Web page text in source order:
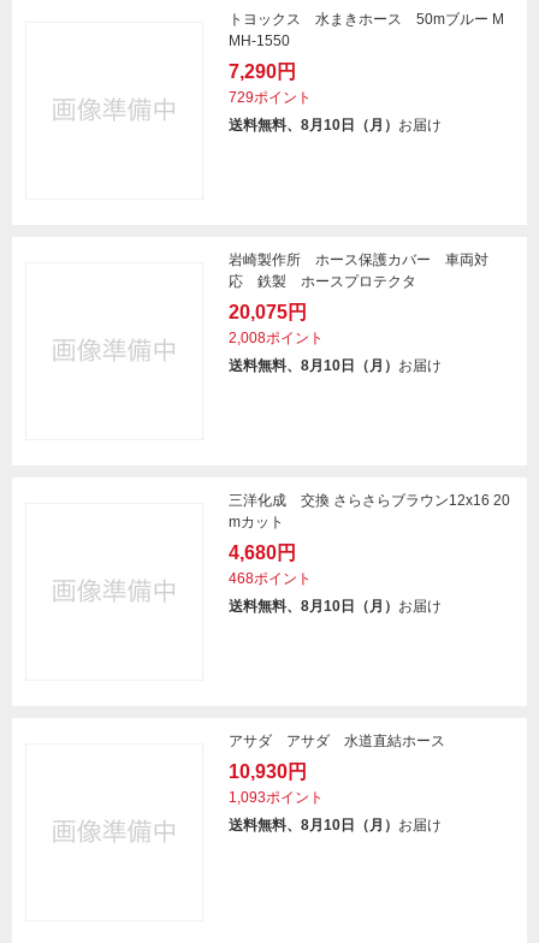
トヨックス 水まきホース 50mブルー M
MH-1550
7,290円
729ポイント
送料無料、8月10日（月） お届け
岩崎製作所 ホース保護カバー 車両対
応 鉄製 ホースプロテクタ
20,075円
2,008ポイント
送料無料、8月10日（月） お届け
三洋化成 交換 さらさらブラウン12x16 20
mカット
4,680円
468ポイント
送料無料、8月10日（月） お届け
アサダ アサダ 水道直結ホース
10,930円
1,093ポイント
送料無料、8月10日（月） お届け